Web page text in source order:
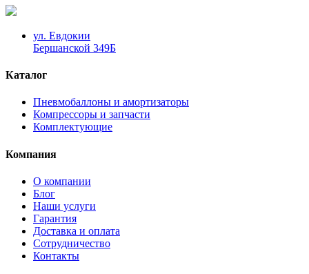
ул. Евдокии
Бершанской 349Б
Каталог
Пневмобаллоны и амортизаторы
Компрессоры и запчасти
Комплектующие
Компания
О компании
Блог
Наши услуги
Гарантия
Доставка и оплата
Сотрудничество
Контакты